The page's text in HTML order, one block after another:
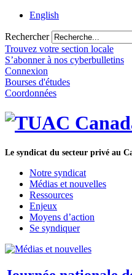
English
Rechercher
Trouvez votre section locale
S’abonner à nos cyberbulletins
Connexion
Bourses d'études
Coordonnées
Le syndicat du secteur privé au
Notre syndicat
Médias et nouvelles
Ressources
Enjeux
Moyens d’action
Se syndiquer